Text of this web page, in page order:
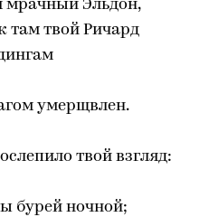
мрачный Эльдон,
там твой Ричард
умерщвлен.
твой взгляд:
бурей ночной;